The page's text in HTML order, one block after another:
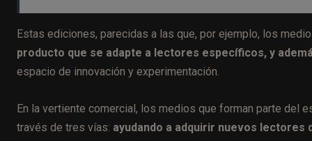
Estas ediciones, parecidas a las que, por ejemplo, los
producto que se adapte a lectores específicos, y
espacio de innovación y experimentación.
En la vertiente comercial, los medios que forman parte del
través de tres vías: ayudando a adquirir nuevos lectores